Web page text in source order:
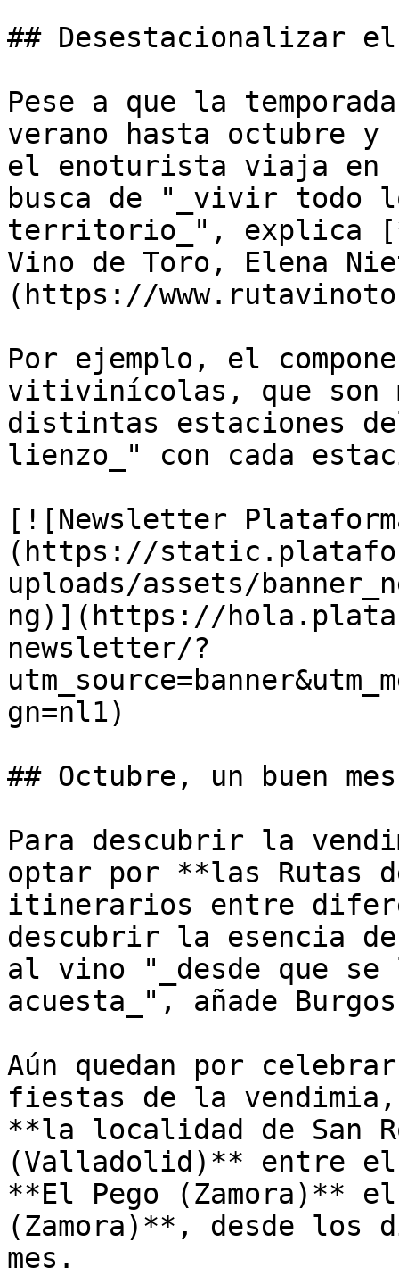
## Desestacionalizar
Pese a que la
verano hasta octubre
el enoturista viaja en
busca de "_vivir todo
territorio_", explica
Vino de Toro, Elena
(https://
Por ejemplo, el
vitivinícolas, que son
distintas estaciones
lienzo_" con cada
[![Newsletter
(https://
uploads/assets/
ng)](https://
newsletter/?
gn=nl1)
## Octubre, un buen
Para descubrir la
optar por **las Rutas
itinerarios entre
descubrir la esencia
al vino "_desde que se
acuesta_", añade
Aún quedan por
fiestas de la vendimia,
**la localidad de San
(Valladolid)** entre
**El Pego (Zamora)**
(Zamora)**, desde los
mes.